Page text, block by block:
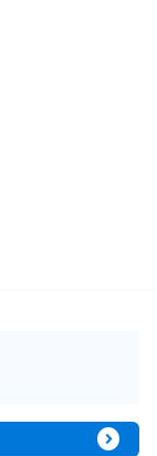
expand_circle_right